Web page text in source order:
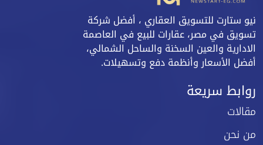
نيو ستارت للتسويق العقاري ، أفضل شركة
تسويق في مصر، عقارات للبيع في العاصمة
الادارية والعين السخنة والساحل الشمالي،
أفضل الأسعار وأنظمة دفع وتسهيلات.
روابط سريعة
مقالات
من نحن